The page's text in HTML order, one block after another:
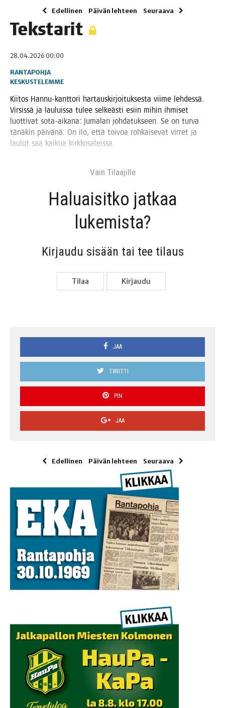
Edellinen Päivän lehteen Seuraava
Teks­ta­rit
28.04.2026 00:00
RANTAPOHJA
KESKUSTELEMME
Kii­tos Han­nu-kant­to­ri har­taus­kir­joi­tuk­ses­ta vii­me leh­des­sä.
Vir­sis­sä ja lau­luis­sa tulee sel­keäs­ti esiin mihin ihmi­set
luot­ti­vat sota-aika­na: Juma­lan joh­da­tuk­seen. Se on tur­va
tänä­kin päi­vä­nä. On ilo, että toi­voa roh­kai­se­vat vir­ret ja
lau­lut saa kai­kua kirkkosaleissa.
Vain Tilaa­jil­le
Haluai­sit­ko jat­kaa
lukemista?
Kir­jau­du sisään tai tee tilaus
Tilaa Kir­jau­du
JAA
TWIITTI
PIN
JAA
Edellinen Päivän lehteen Seuraava